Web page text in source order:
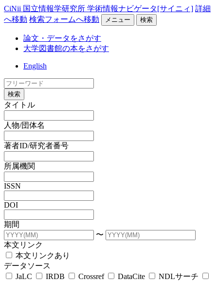
CiNii 国立情報学研究所 学術情報ナビゲータ[サイニィ] 詳細
へ移動 検索フォームへ移動 メニュー 検索
論文・データをさがす
大学図書館の本をさがす
English
検索
タイトル
人物/団体名
著者ID/研究者番号
所属機関
ISSN
DOI
期間
〜
本文リンク
本文リンクあり
データソース
JaLC
IRDB Crossref DataCite
NDLサーチ